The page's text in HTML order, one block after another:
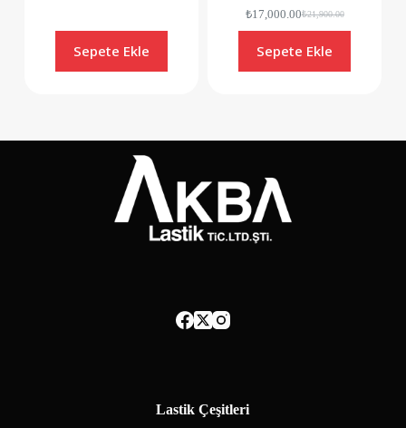
Sepete Ekle
₺21,900.00
₺17,000.00
Sepete Ekle
Lastik Çeşitleri